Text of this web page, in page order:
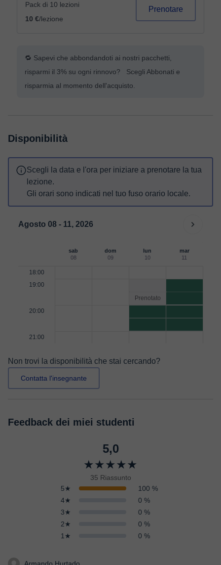
Pack di 10 lezioni
10 €/lezione
Prenotare
🔁 Sapevi che abbondandoti ai nostri pacchetti,
risparmi il 3% su ogni rinnovo? Scegli Abbonati e
risparmia al momento dell'acquisto.
Disponibilità
Scegli la data e l'ora per iniziare a prenotare la tua
lezione.
Gli orari sono indicati nel tuo fuso orario locale.
Agosto 08 - 11, 2026
sab
08
dom
09
lun
10
mar
11
18:00
19:00
Prenotato
20:00
21:00
Non trovi la disponibilità che stai cercando?
Contatta l'insegnante
Feedback dei miei studenti
5,0
★★★★★
35 Riassunto
5★
100 %
4★
0 %
3★
0 %
2★
0 %
1★
0 %